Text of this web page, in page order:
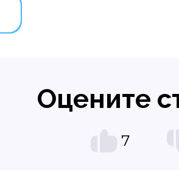
Оцените
7